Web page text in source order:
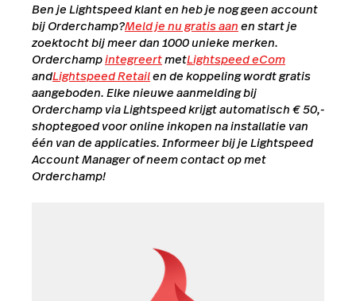
Ben je Lightspeed klant en heb je nog geen account
bij Orderchamp?Meld je nu gratis aanen start je
zoektocht bij meer dan 1000 unieke merken.
OrderchampintegreertmetLightspeed eCom
andLightspeed Retailen de koppeling wordt gratis
aangeboden. Elke nieuwe aanmelding bij
Orderchamp via Lightspeed krijgt automatisch € 50,-
shoptegoed voor online inkopen na installatie van
één van de applicaties. Informeer bij je Lightspeed
Account Manager of neem contact op met
Orderchamp!